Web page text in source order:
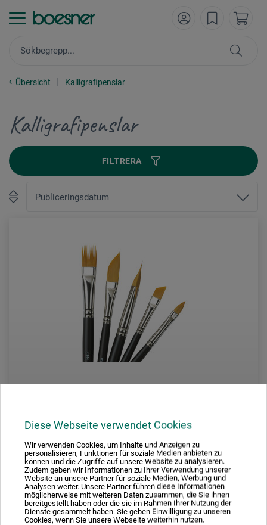
Diese Webseite verwendet Cookies
Wir verwenden Cookies, um Inhalte und Anzeigen zu
personalisieren, Funktionen für soziale Medien anbieten zu
können und die Zugriffe auf unsere Website zu analysieren.
Zudem geben wir Informationen zu Ihrer Verwendung unserer
Website an unsere Partner für soziale Medien, Werbung und
Analysen weiter. Unsere Partner führen diese Informationen
möglicherweise mit weiteren Daten zusammen, die Sie ihnen
bereitgestellt haben oder die sie im Rahmen Ihrer Nutzung der
Dienste gesammelt haben. Sie geben Einwilligung zu unseren
Cookies, wenn Sie unsere Webseite weiterhin nutzen.
Übersicht Kalligrafipenslar
Kalligrafipenslar
FILTRERA
Annikki
Sats med kalligrafipenslar
385,00 SEK *